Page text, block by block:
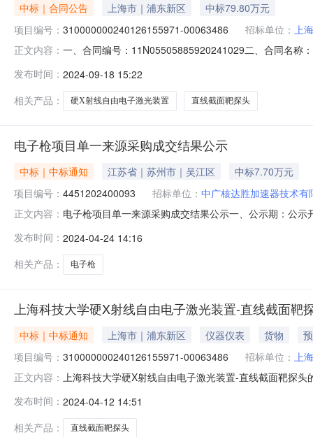
中标｜合同公告 上海市｜浦东新区
中标79.80万元
项目编号： 310000000240126155971-00063486 招标单位： 上
正文内容： 一、合同编号：11N05505885920241029二、合同名称
方）：安徽海泰科电子科技有限公司法定代表人：邵海
发布时间： 2024-09-18 15:22
相关产品：
硬X射线自由电子激光装置 直线截面靶探头
电子枪项目单一来源采购成交结果公示
中标｜中标通知 江苏省｜苏州市｜吴江区
中标7.70万元
项目编号： 4451202400093 招标单位： 中广核达胜加速器技术有
正文内容： 电子枪项目单一来源采购成交结果公示一、公示期：公
证，离子泵接口简单，抽速高，价格较低，均为成熟产
力，交期
发布时间： 2024-04-24 14:16
相关产品：
电子枪
上海科技大学硬X射线自由电子激光装置-直线截面靶
中标｜中标通知 上海市｜浦东新区 仪器仪表 货物
项目编号： 310000000240126155971-00063486 招标单位： 上
正文内容： 上海科技大学硬X射线自由电子激光装置-直线截面靶探
徽省芜湖市南陵县经济开发区标准化厂房5号楼1层四、
发布时间： 2024-04-12 14:51
相关产品：
直线截面靶探头